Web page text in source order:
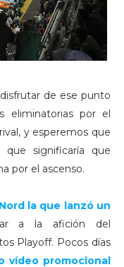
de ese punto
eliminatorias por el
y esperemos que
significaría que
por el ascenso.
la que lanzó un
a la afición del
Playoff. Pocos días
vídeo promocional